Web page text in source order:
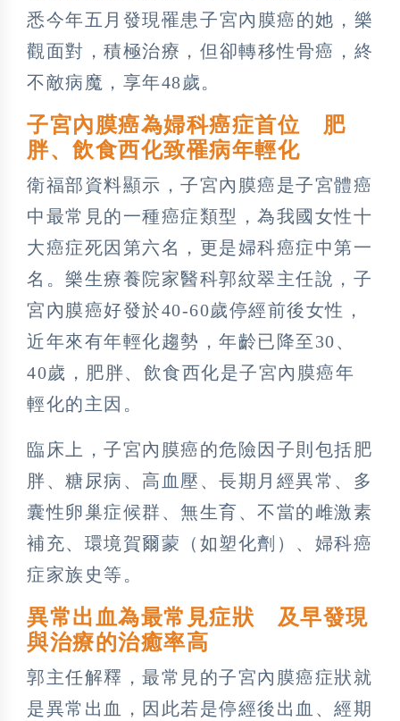
悉今年五月發現罹患子宮內膜癌的她，樂
觀面對，積極治療，但卻轉移性骨癌，終
不敵病魔，享年48歲。
子宮內膜癌為婦科癌症首位 肥
胖、飲食西化致罹病年輕化
衛福部資料顯示，子宮內膜癌是子宮體癌
中最常見的一種癌症類型，為我國女性十
大癌症死因第六名，更是婦科癌症中第一
名。樂生療養院家醫科郭紋翠主任說，子
宮內膜癌好發於40-60歲停經前後女性，
近年來有年輕化趨勢，年齡已降至30、
40歲，肥胖、飲食西化是子宮內膜癌年
輕化的主因。
臨床上，子宮內膜癌的危險因子則包括肥
胖、糖尿病、高血壓、長期月經異常、多
囊性卵巢症候群、無生育、不當的雌激素
補充、環境賀爾蒙（如塑化劑）、婦科癌
症家族史等。
異常出血為最常見症狀 及早發現
與治療的治癒率高
郭主任解釋，最常見的子宮內膜癌症狀就
是異常出血，因此若是停經後出血、經期